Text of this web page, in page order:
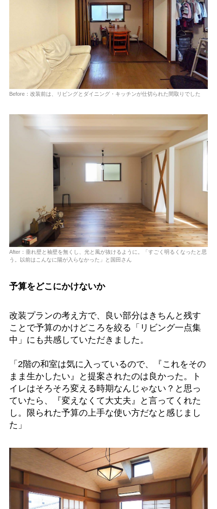
Before：改装前は、リビングとダイニング・キッチンが仕切られた間取りでした
After：垂れ壁と袖壁を無くし、光と風が抜けるように。「すごく明るくなったと思
う。以前はこんなに陽が入らなかった」と国田さん
予算をどこにかけないか
改装プランの考え方で、良い部分はきちんと残す
ことで予算のかけどころを絞る「リビング一点集
中」にも共感していただきました。
「2階の和室は気に入っているので、『これをその
まま生かしたい』と提案されたのは良かった。ト
イレはそろそろ変える時期なんじゃない？と思っ
ていたら、『変えなくて大丈夫』と言ってくれた
し。限られた予算の上手な使い方だなと感じまし
た」